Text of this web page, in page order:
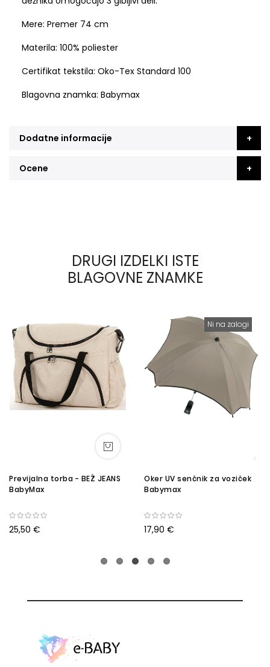
Mere: Premer 74 cm
Materila: 100% poliester
Certifikat tekstila: Oko-Tex Standard 100
Blagovna znamka: Babymax
Dodatne informacije
Ocene
DRUGI IZDELKI ISTE
BLAGOVNE ZNAMKE
Previjalna torba - BEŽ JEANS
BabyMax
25,50 €
Ni na zalogi
Oker UV senčnik za voziček
Babymax
17,90 €